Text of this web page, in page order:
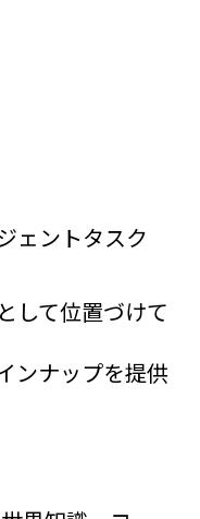
ェントタスク
して位置づけて
ンナップを提供